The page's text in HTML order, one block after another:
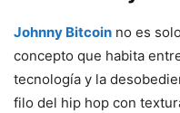
Johnny Bitcoin no es
concepto que habita
tecnología y la
filo del hip hop con